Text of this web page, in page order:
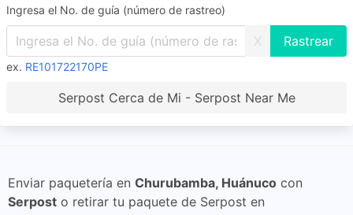
Ingresa el No. de guía (número de rastreo)
X
ex. RE101722170PE
Serpost Cerca de Mi - Serpost Near Me
Enviar paquetería en Churubamba, Huánuco con
Serpost o retirar tu paquete de Serpost en